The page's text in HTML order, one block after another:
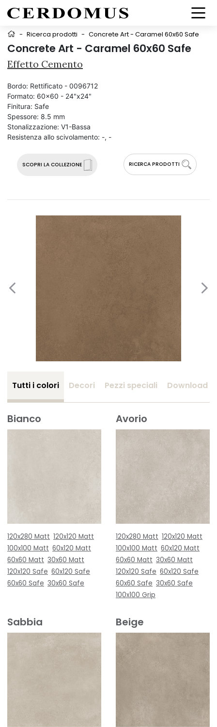
- Ricerca prodotti - Concrete Art - Caramel 60x60 Safe
Concrete Art - Caramel 60x60 Safe
Effetto Cemento
SCOPRI LA COLLEZIONE RICERCA PRODOTTI
Bordo: Rettificato - 0096712
Formato: 60x60 - 24"x24"
Finitura: Safe
Spessore: 8.5 mm
Stonalizzazione: V1-Bassa
Resistenza allo scivolamento: -, -
Tutti i colori Decori Pezzi speciali Download
Bianco
120x280 Matt 120x120 Matt
100x100 Matt 60x120 Matt
60x60 Matt 30x60 Matt
120x120 Safe 60x120 Safe
60x60 Safe 30x60 Safe
Avorio
120x280 Matt 120x120 Matt
100x100 Matt 60x120 Matt
60x60 Matt 30x60 Matt
120x120 Safe 60x120 Safe
60x60 Safe 30x60 Safe
100x100 Grip
Sabbia Beige